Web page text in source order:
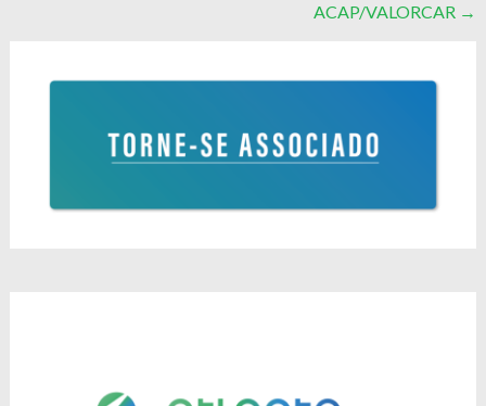
ACAP/VALORCAR →